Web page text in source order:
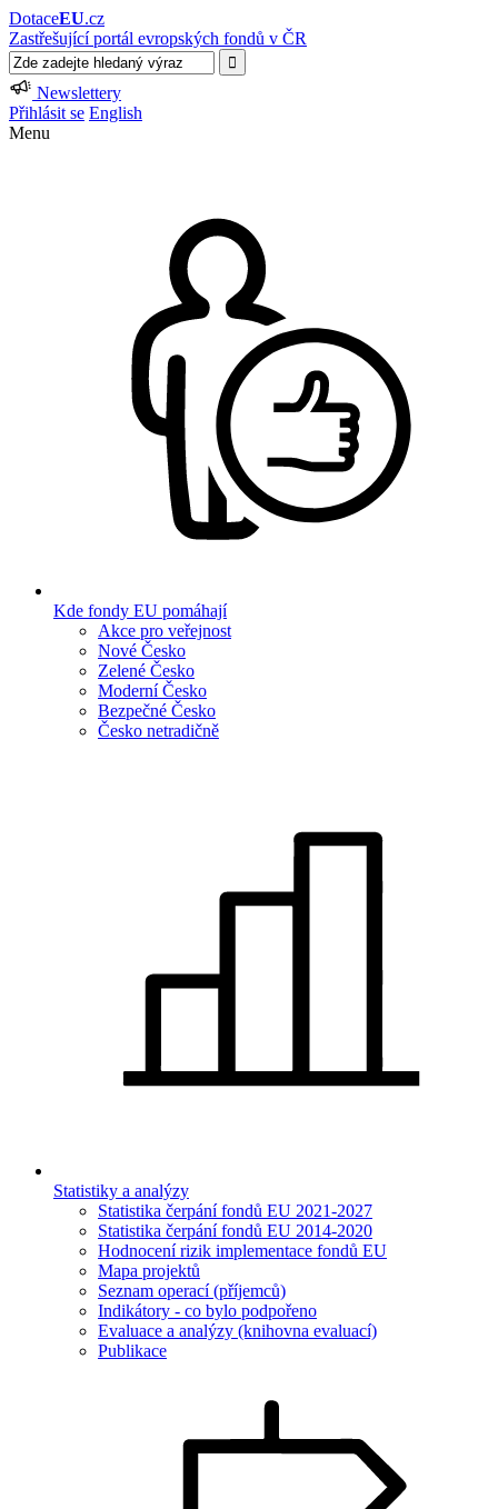
DotaceEU.cz
Zastřešující portál evropských fondů v ČR
Newslettery
Přihlásit se English
Menu
Kde fondy EU pomáhají
Akce pro veřejnost
Nové Česko
Zelené Česko
Moderní Česko
Bezpečné Česko
Česko netradičně
Statistiky a analýzy
Statistika čerpání fondů EU 2021-2027
Statistika čerpání fondů EU 2014-2020
Hodnocení rizik implementace fondů EU
Mapa projektů
Seznam operací (příjemců)
Indikátory - co bylo podpořeno
Evaluace a analýzy (knihovna evaluací)
Publikace